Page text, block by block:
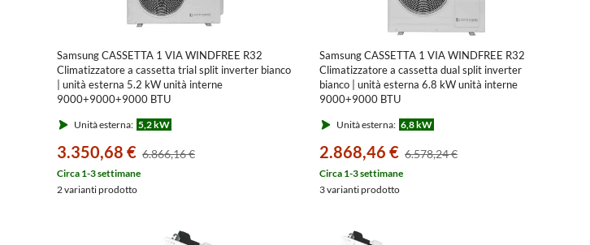
Samsung CASSETTA 1 VIA WINDFREE R32
Climatizzatore a cassetta trial split inverter bianco
| unità esterna 5.2 kW unità interne
9000+9000+9000 BTU
Unità esterna: 5,2 kW
3.350,68 € 6.866,16 €
Circa 1-3 settimane
2 varianti prodotto
Samsung CASSETTA 1 VIA WINDFREE R32
Climatizzatore a cassetta dual split inverter
bianco | unità esterna 6.8 kW unità interne
9000+9000 BTU
Unità esterna: 6,8 kW
2.868,46 € 6.578,24 €
Circa 1-3 settimane
3 varianti prodotto